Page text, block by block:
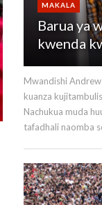
MAKALA
Barua ya
kwenda
Mwandishi
kuanza
Nachukua muda
tafadhali naomba